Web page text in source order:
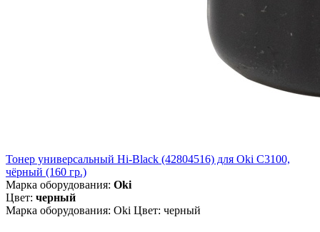
Тонер универсальный Hi-Black (42804516) для Oki С3100,
чёрный (160 гр.)
Марка оборудования: Oki
Цвет: черный
Марка оборудования: Oki Цвет: черный